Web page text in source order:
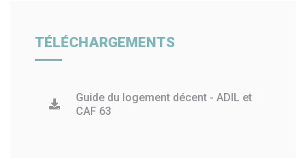
TÉLÉCHARGEMENTS
Guide du logement décent - ADIL et
CAF 63